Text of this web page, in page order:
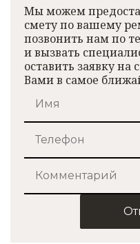
Мы можем
смету по вашему
позвонить нам по
и вызвать
оставить заявку
Вами в самое